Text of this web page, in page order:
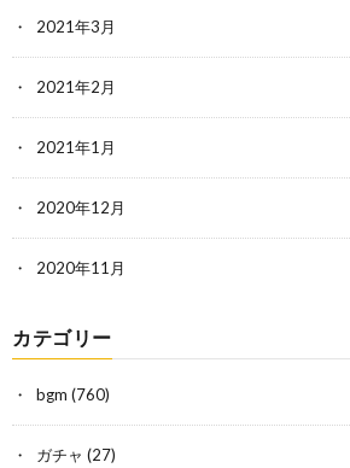
2021年3月
2021年2月
2021年1月
2020年12月
2020年11月
カテゴリー
bgm (760)
ガチャ (27)